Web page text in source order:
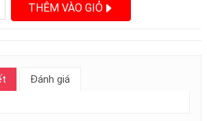
THÊM VÀO GIỎ
Đánh giá